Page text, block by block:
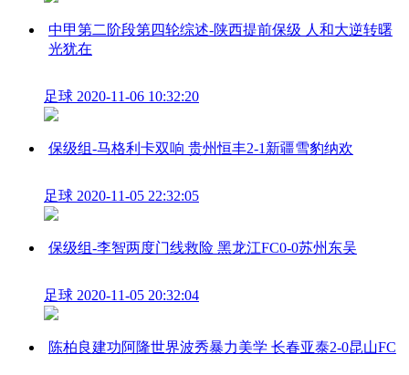
中甲第二阶段第四轮综述-陕西提前保级 人和大逆转曙
光犹在
足球 2020-11-06 10:32:20
保级组-马格利卡双响 贵州恒丰2-1新疆雪豹纳欢
足球 2020-11-05 22:32:05
保级组-李智两度门线救险 黑龙江FC0-0苏州东吴
足球 2020-11-05 20:32:04
陈柏良建功阿隆世界波秀暴力美学 长春亚泰2-0昆山FC